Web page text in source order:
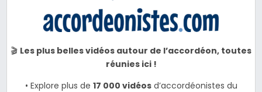
🎬 Les plus belles vidéos autour de l’accordéon, toutes
réunies ici !
• Explore plus de 17 000 vidéosd’accordéonistes du